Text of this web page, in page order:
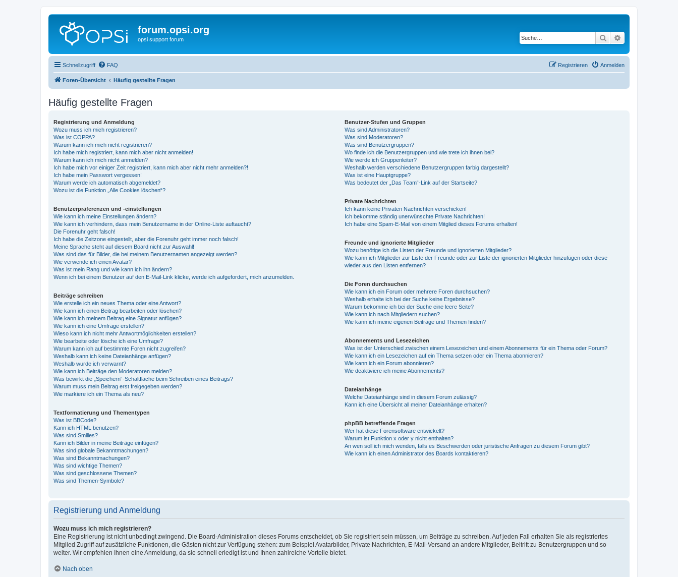
forum.opsi.org
opsi support forum Suche
Schnellzugriff FAQ Anmelden
Registrieren
Foren-Übersicht Häufig gestellte Fragen
Häufig gestellte Fragen
Registrierung und Anmeldung
Wozu muss ich mich registrieren?
Was ist COPPA?
Warum kann ich mich nicht registrieren?
Ich habe mich registriert, kann mich aber nicht anmelden!
Warum kann ich mich nicht anmelden?
Ich habe mich vor einiger Zeit registriert, kann mich aber nicht mehr anmelden?!
Ich habe mein Passwort vergessen!
Warum werde ich automatisch abgemeldet?
Wozu ist die Funktion „Alle Cookies löschen“?
Benutzerpräferenzen und -einstellungen
Wie kann ich meine Einstellungen ändern?
Wie kann ich verhindern, dass mein Benutzername in der Online-Liste auftaucht?
Die Forenuhr geht falsch!
Ich habe die Zeitzone eingestellt, aber die Forenuhr geht immer noch falsch!
Meine Sprache steht auf diesem Board nicht zur Auswahl!
Was sind das für Bilder, die bei meinem Benutzernamen angezeigt werden?
Wie verwende ich einen Avatar?
Was ist mein Rang und wie kann ich ihn ändern?
Wenn ich bei einem Benutzer auf den E-Mail-Link klicke, werde ich aufgefordert, mich anzumelden.
Beiträge schreiben
Wie erstelle ich ein neues Thema oder eine Antwort?
Wie kann ich einen Beitrag bearbeiten oder löschen?
Wie kann ich meinem Beitrag eine Signatur anfügen?
Wie kann ich eine Umfrage erstellen?
Wieso kann ich nicht mehr Antwortmöglichkeiten erstellen?
Wie bearbeite oder lösche ich eine Umfrage?
Warum kann ich auf bestimmte Foren nicht zugreifen?
Weshalb kann ich keine Dateianhänge anfügen?
Weshalb wurde ich verwarnt?
Wie kann ich Beiträge den Moderatoren melden?
Was bewirkt die „Speichern“-Schaltfläche beim Schreiben eines Beitrags?
Warum muss mein Beitrag erst freigegeben werden?
Wie markiere ich ein Thema als neu?
Textformatierung und Thementypen
Was ist BBCode?
Kann ich HTML benutzen?
Was sind Smilies?
Kann ich Bilder in meine Beiträge einfügen?
Was sind globale Bekanntmachungen?
Was sind Bekanntmachungen?
Was sind wichtige Themen?
Was sind geschlossene Themen?
Was sind Themen-Symbole?
Benutzer-Stufen und Gruppen
Was sind Administratoren?
Was sind Moderatoren?
Was sind Benutzergruppen?
Wo finde ich die Benutzergruppen und wie trete ich ihnen bei?
Wie werde ich Gruppenleiter?
Weshalb werden verschiedene Benutzergruppen farbig dargestellt?
Was ist eine Hauptgruppe?
Was bedeutet der „Das Team“-Link auf der Startseite?
Private Nachrichten
Ich kann keine Privaten Nachrichten verschicken!
Ich bekomme ständig unerwünschte Private Nachrichten!
Ich habe eine Spam-E-Mail von einem Mitglied dieses Forums erhalten!
Freunde und ignorierte Mitglieder
Wozu benötige ich die Listen der Freunde und ignorierten Mitglieder?
Wie kann ich Mitglieder zur Liste der Freunde oder zur Liste der ignorierten Mitglieder hinzufügen oder diese
wieder aus den Listen entfernen?
Die Foren durchsuchen
Wie kann ich ein Forum oder mehrere Foren durchsuchen?
Weshalb erhalte ich bei der Suche keine Ergebnisse?
Warum bekomme ich bei der Suche eine leere Seite?
Wie kann ich nach Mitgliedern suchen?
Wie kann ich meine eigenen Beiträge und Themen finden?
Abonnements und Lesezeichen
Was ist der Unterschied zwischen einem Lesezeichen und einem Abonnements für ein Thema oder Forum?
Wie kann ich ein Lesezeichen auf ein Thema setzen oder ein Thema abonnieren?
Wie kann ich ein Forum abonnieren?
Wie deaktiviere ich meine Abonnements?
Dateianhänge
Welche Dateianhänge sind in diesem Forum zulässig?
Kann ich eine Übersicht all meiner Dateianhänge erhalten?
phpBB betreffende Fragen
Wer hat diese Forensoftware entwickelt?
Warum ist Funktion x oder y nicht enthalten?
An wen soll ich mich wenden, falls es Beschwerden oder juristische Anfragen zu diesem Forum gibt?
Wie kann ich einen Administrator des Boards kontaktieren?
Registrierung und Anmeldung
Wozu muss ich mich registrieren?
Eine Registrierung ist nicht unbedingt zwingend. Die Board-Administration dieses Forums entscheidet, ob Sie registriert sein müssen, um Beiträge zu schreiben. Auf jeden Fall erhalten Sie als registriertes
Mitglied Zugriff auf zusätzliche Funktionen, die Gästen nicht zur Verfügung stehen: zum Beispiel Avatarbilder, Private Nachrichten, E-Mail-Versand an andere Mitglieder, Beitritt zu Benutzergruppen und so
weiter. Wir empfehlen Ihnen eine Anmeldung, da sie schnell erledigt ist und Ihnen zahlreiche Vorteile bietet.
Nach oben